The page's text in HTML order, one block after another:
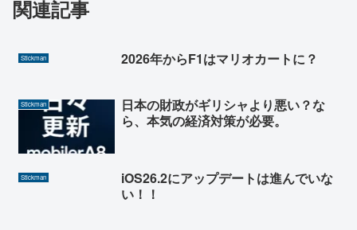
関連記事
Stickman 2026年からF1はマリオカートに？
Stickman
日本の財政がギリシャより悪い？な
ら、本気の経済対策が必要。
Stickman
iOS26.2にアップデートは進んでいな
い！！